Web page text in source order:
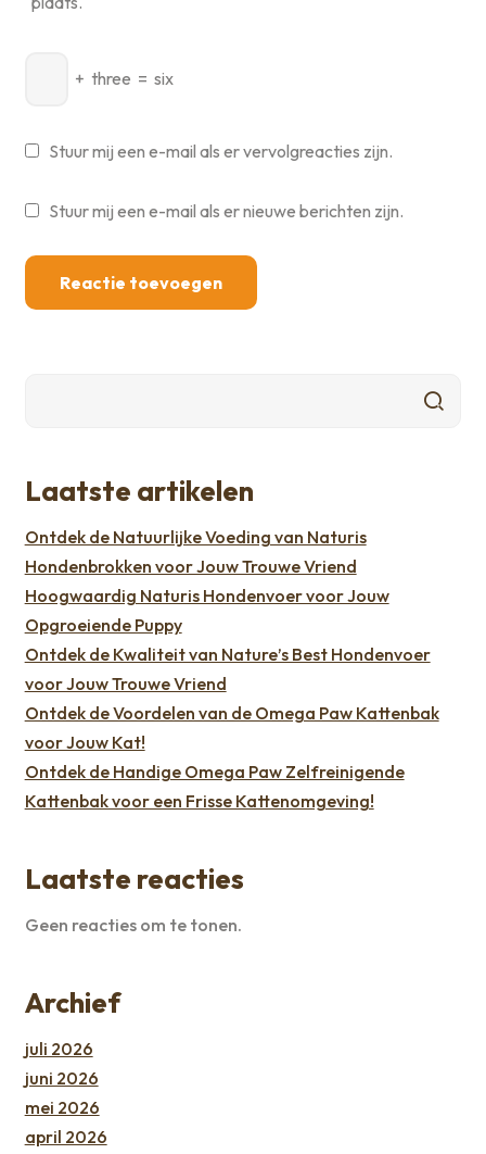
+ three = six
Stuur mij een e-mail als er vervolgreacties zijn.
Stuur mij een e-mail als er nieuwe berichten zijn.
Laatste artikelen
Ontdek de Natuurlijke Voeding van Naturis
Hondenbrokken voor Jouw Trouwe Vriend
Hoogwaardig Naturis Hondenvoer voor Jouw
Opgroeiende Puppy
Ontdek de Kwaliteit van Nature’s Best Hondenvoer
voor Jouw Trouwe Vriend
Ontdek de Voordelen van de Omega Paw Kattenbak
voor Jouw Kat!
Ontdek de Handige Omega Paw Zelfreinigende
Kattenbak voor een Frisse Kattenomgeving!
Laatste reacties
Geen reacties om te tonen.
Archief
juli 2026
juni 2026
mei 2026
april 2026